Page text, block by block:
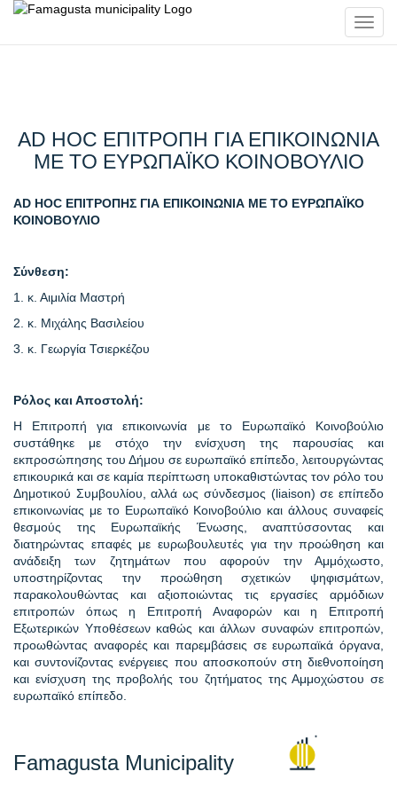
AD HOC ΕΠΙΤΡΟΠΗ ΓΙΑ ΕΠΙΚΟΙΝΩΝΙΑ
ΜΕ ΤΟ ΕΥΡΩΠΑΪΚΟ ΚΟΙΝΟΒΟΥΛΙΟ
AD HOC ΕΠΙΤΡΟΠΗΣ ΓΙΑ ΕΠΙΚΟΙΝΩΝΙΑ ΜΕ ΤΟ ΕΥΡΩΠΑΪΚΟ
ΚΟΙΝΟΒΟΥΛΙΟ
Σύνθεση:
1. κ. Αιμιλία Μαστρή
2. κ. Μιχάλης Βασιλείου
3. κ. Γεωργία Τσιερκέζου
Ρόλος και Αποστολή:
Η Επιτροπή για επικοινωνία με το Ευρωπαϊκό Κοινοβούλιο
συστάθηκε με στόχο την ενίσχυση της παρουσίας και
εκπροσώπησης του Δήμου σε ευρωπαϊκό επίπεδο, λειτουργώντας
επικουρικά και σε καμία περίπτωση υποκαθιστώντας τον ρόλο του
Δημοτικού Συμβουλίου, αλλά ως σύνδεσμος (liaison) σε επίπεδο
επικοινωνίας με το Ευρωπαϊκό Κοινοβούλιο και άλλους συναφείς
θεσμούς της Ευρωπαϊκής Ένωσης, αναπτύσσοντας και
διατηρώντας επαφές με ευρωβουλευτές για την προώθηση και
ανάδειξη των ζητημάτων που αφορούν την Αμμόχωστο,
υποστηρίζοντας την προώθηση σχετικών ψηφισμάτων,
παρακολουθώντας και αξιοποιώντας τις εργασίες αρμόδιων
επιτροπών όπως η Επιτροπή Αναφορών και η Επιτροπή
Εξωτερικών Υποθέσεων καθώς και άλλων συναφών επιτροπών,
προωθώντας αναφορές και παρεμβάσεις σε ευρωπαϊκά όργανα,
και συντονίζοντας ενέργειες που αποσκοπούν στη διεθνοποίηση
και ενίσχυση της προβολής του ζητήματος της Αμμοχώστου σε
ευρωπαϊκό επίπεδο.
Famagusta Municipality